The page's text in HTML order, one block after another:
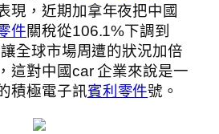
現，近期加拿年夜把中國
件關稅從106.1%下調到
全球市場周遭的狀況加倍
這對中國car 企業來說是一
積極電子訊賓利零件號。